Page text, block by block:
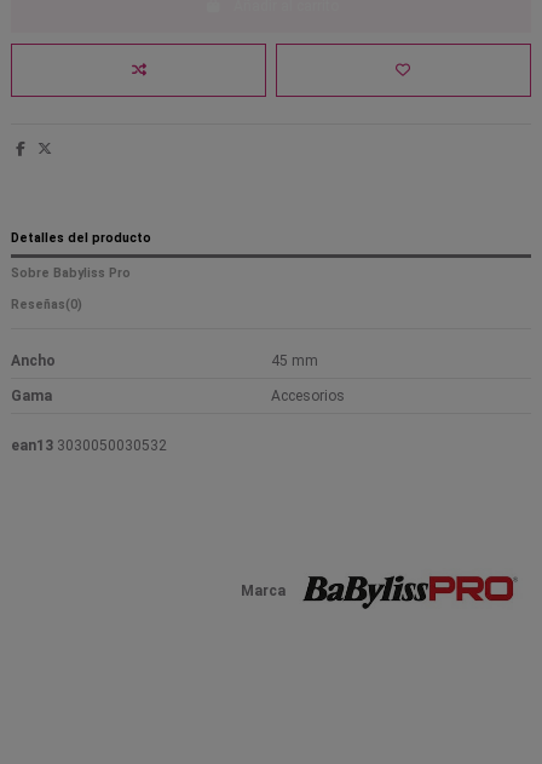
Detalles del producto
Sobre Babyliss Pro
Reseñas(0)
Ancho 45 mm
Gama Accesorios
Marca
ean13 3030050030532